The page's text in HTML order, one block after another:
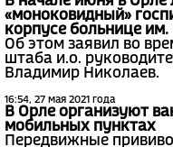
«моноковидный»
корпусе больнице
Об этом заявил во
штаба и.о.
Владимир Николаев.
16:54, 27 мая 2021 года
В Орле организуют
мобильных пунктах
Передвижные